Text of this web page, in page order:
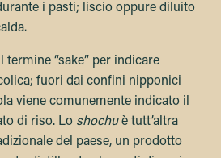
i pasti; liscio oppure diluito
termine “sake” per indicare
fuori dai confini nipponici
viene comunemente indicato il
di riso. Lo shochuè tutt’altra
del paese, un prodotto